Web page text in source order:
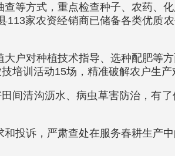
等方式，重点检查种子、农药、
家农资经销商已储备各类优质
户对种植技术指导、选种配肥等
培训活动15场，精准破解农户生产
间清沟沥水、病虫草害防治，有
投诉，严肃查处在服务春耕生产